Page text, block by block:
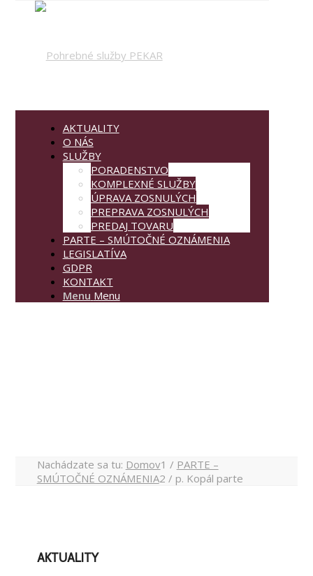
Facebook
AKTUALITY
O NÁS
SLUŽBY
PORADENSTVO
KOMPLEXNÉ SLUŽBY
ÚPRAVA ZOSNULÝCH
PREPRAVA ZOSNULÝCH
PREDAJ TOVARU
PARTE – SMÚTOČNÉ OZNÁMENIA
LEGISLATÍVA
GDPR
KONTAKT
Menu Menu
Nachádzate sa tu: Domov1 / PARTE –
SMÚTOČNÉ OZNÁMENIA2 / p. Kopál parte
AKTUALITY